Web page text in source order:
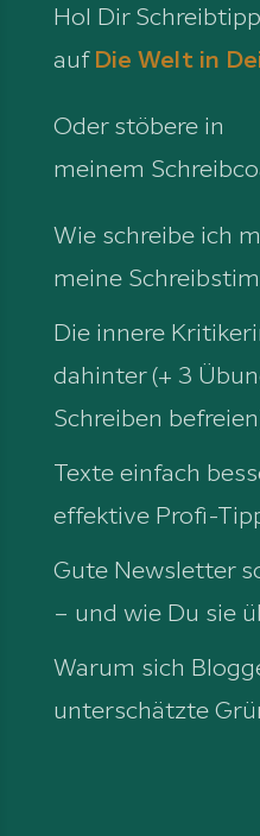
Hol Dir
auf Die Welt in
Oder stöbere in
meinem
Wie schreibe ich
meine
Die innere
dahinter (+ 3
Schreiben
Texte einfach
effektive Profi-
Gute Newsletter
– und wie Du sie
Warum sich
unterschätzte